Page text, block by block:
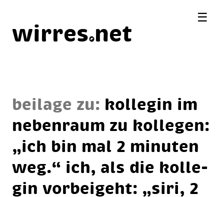
wirres net
beilage zu: kol­le­gin im
ne­ben­raum zu kol­le­gen:
„ich bin mal 2 mi­nu­ten
weg.“ ich, als die kol­le­
gin vor­bei­geht: „si­ri, 2
☰